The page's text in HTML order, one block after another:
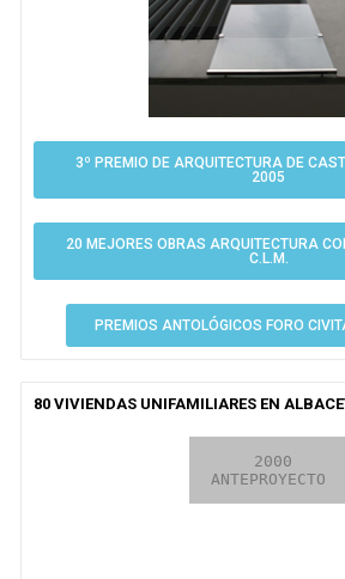
3º PREMIO DE ARQUITECTURA DE
2005
20 MEJORES OBRAS ARQUITECTURA
C.L.M.
PREMIOS ANTOLÓGICOS FORO
80 VIVIENDAS UNIFAMILIARES EN
2000
ANTEPROYECTO